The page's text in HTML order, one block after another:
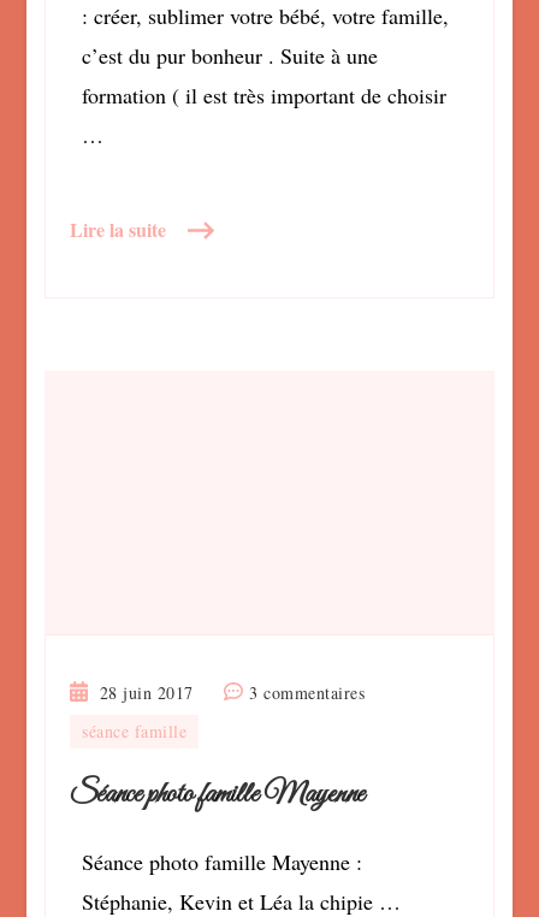
: créer, sublimer votre bébé, votre famille,
c’est du pur bonheur . Suite à une
formation ( il est très important de choisir
…
Lire la suite
28 juin 2017 3 commentairessur
famille
séance famille
Séance photo famille Mayenne
Séance photo famille Mayenne :
Stéphanie, Kevin et Léa la chipie …